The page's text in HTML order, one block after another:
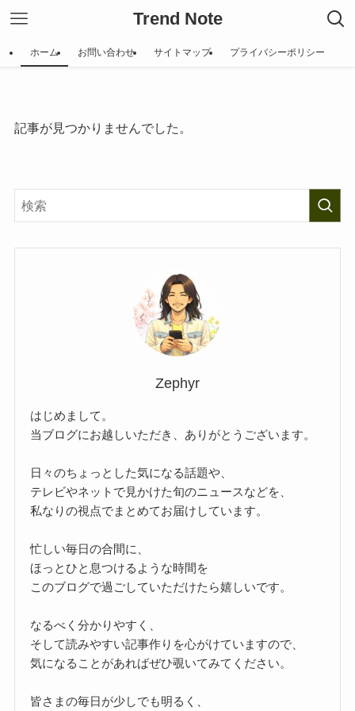
Trend Note
ホーム お問い合わせ サイトマップ プライバシーポリシー
記事が見つかりませんでした。
Zephyr
はじめまして。
当ブログにお越しいただき、ありがとうございます。
日々のちょっとした気になる話題や、
テレビやネットで見かけた旬のニュースなどを、
私なりの視点でまとめてお届けしています。
忙しい毎日の合間に、
ほっとひと息つけるような時間を
このブログで過ごしていただけたら嬉しいです。
なるべく分かりやすく、
そして読みやすい記事作りを心がけていますので、
気になることがあればぜひ覗いてみてください。
皆さまの毎日が少しでも明るく、